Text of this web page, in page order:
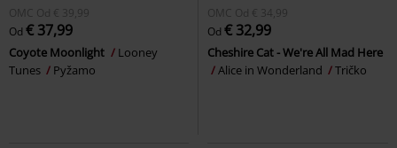
OMC Od € 39,99
Od € 37,99
Coyote Moonlight
Looney
Tunes
Pyžamo
OMC Od € 34,99
Od € 32,99
Cheshire Cat - We're All Mad Here
Alice in Wonderland
Tričko